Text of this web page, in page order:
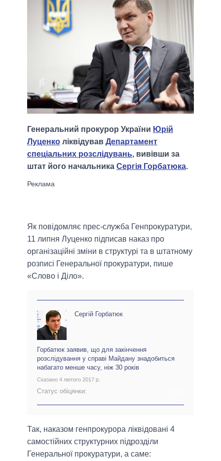
Генеральний прокурор України Юрій
Луценко ліквідував Департамент
спеціальних розслідувань, вивівши за
штат його начальника Сергія Горбатюка.
Як повідомляє прес-служба Генпрокуратури,
11 липня Луценко підписав наказ про
організаційні зміни в структурі та в штатному
розписі Генеральної прокуратури, пише
«Слово і Діло».
Сергій Горбатюк
Горбатюк заявив, що для закінчення
розслідування у справі Майдану знадобиться
набагато менше часу, ніж 30 років
Сказано 4 лютого 2017 р.
Статус обіцянки:
Так, наказом генпрокурора ліквідовані 4
самостійних структурних підрозділи
Генеральної прокуратури, а саме: